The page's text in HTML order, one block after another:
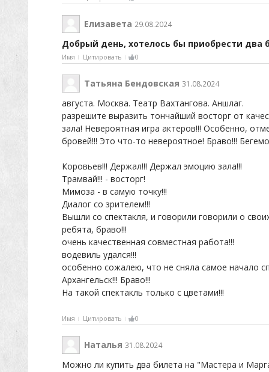
Елизавета 29.08.2024
Добрый день, хотелось бы приобрести два
Имя Цитировать 0
Татьяна Бендовская 31.08.2024
августа. Москва. Театр Вахтангова. Аншлаг.
разрешите выразить тончайший восторг от
зала! Невероятная игра актеров!!! Особенно,
бровей!!! Это что-то невероятное! Браво!!!
Коровьев!!! Держал!!! Держал эмоцию зала!!!
Трамвай!!! - восторг!
Мимоза - в самую точку!!!
Диалог со зрителем!!!
Вышли со спектакля, и говорили говорили о
ребята, браво!!!
очень качественная совместная работа!!!
водевиль удался!!!
особенно сожалею, что не сняла самое начало
Архангельск!!! Браво!!!
На такой спектакль только с цветами!!!
Имя Цитировать 0
Наталья 31.08.2024
Можно ли купить два билета на "Мастера и